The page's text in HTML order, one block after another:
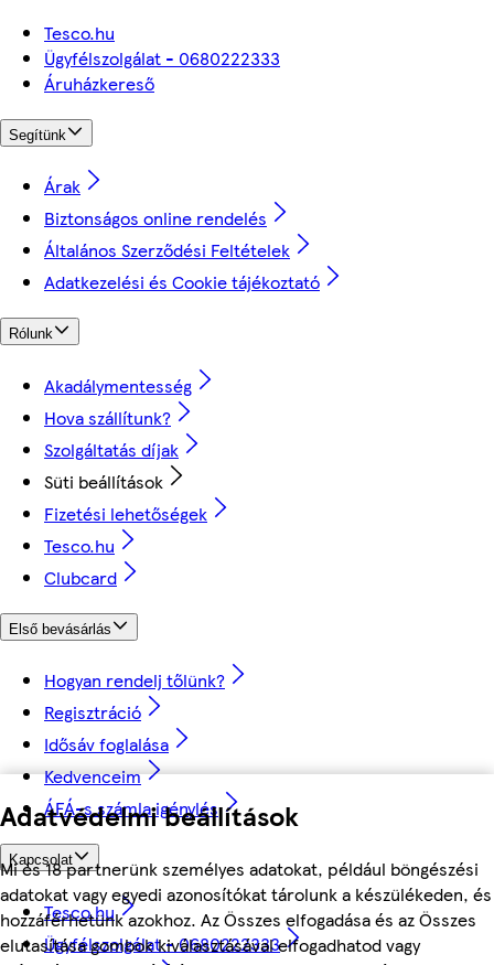
Adatvédelmi beállítások
Mi és 18 partnerünk személyes adatokat, például böngészési
adatokat vagy egyedi azonosítókat tárolunk a készülékeden, és
hozzáférhetünk azokhoz. Az Összes elfogadása és az Összes
elutasítása gombok kiválasztásával elfogadhatod vagy
Tesco.hu
Ügyfélszolgálat - 0680222333
Áruházkereső
Segítünk
Árak
Biztonságos online rendelés
Általános Szerződési Feltételek
Adatkezelési és Cookie tájékoztató
Rólunk
Akadálymentesség
Hova szállítunk?
Szolgáltatás díjak
Süti beállítások
Fizetési lehetőségek
Tesco.hu
Clubcard
Első bevásárlás
Hogyan rendelj tőlünk?
Regisztráció
Idősáv foglalása
Kedvenceim
ÁFÁ-s számla igénylés
Kapcsolat
Tesco.hu
Ügyfélszolgálat - 0680222333